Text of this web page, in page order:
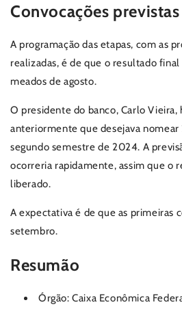
Convocações
A programação das etapas, com as
realizadas, é de que o resultado
meados de agosto.
O presidente do banco, Carlo Vieira,
anteriormente que desejava nomear
segundo semestre de 2024. A
ocorreria rapidamente, assim que o
liberado.
A expectativa é de que as primeiras
setembro.
Resumão
Órgão: Caixa Econômica